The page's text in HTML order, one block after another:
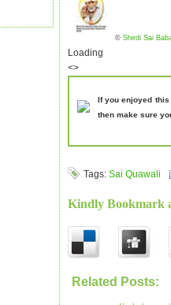
© Shirdi Sai
Loading
<>
If you enjoyed this
then make sure
Tags: Sai Quawali
Kindly Bookmark
Related Posts: